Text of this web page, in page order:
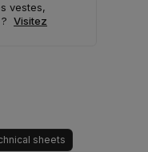
vestes,
Visitez
sheets